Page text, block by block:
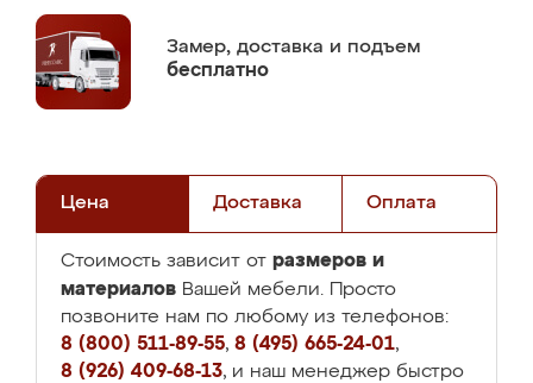
Замер, доставка и подъем
бесплатно
Цена Доставка Оплата
Стоимость зависит от размеров и
материалов Вашей мебели. Просто
позвоните нам по любому из телефонов:
8 (800) 511-89-55, 8 (495) 665-24-01,
8 (926) 409-68-13, и наш менеджер быстро